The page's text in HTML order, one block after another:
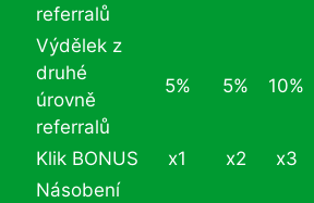
referralů
Výdělek z
druhé
úrovně
referralů
5% 5% 10%
Klik BONUS x1 x2 x3
Násobení